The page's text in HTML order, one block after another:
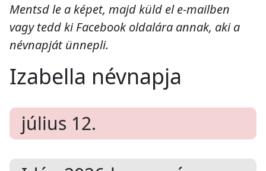
Mentsd le a képet, majd küld el e-mailben
vagy tedd ki Facebook oldalára annak, aki a
névnapját ünnepli.
Izabella névnapja
július 12.